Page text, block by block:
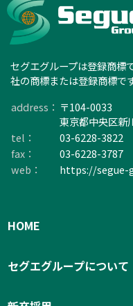
セグエグループは登録商標
社の商標または登録商標です
address： 〒104-0033
東京都中央区新
tel：
03-6228-3822
fax：
03-6228-3787
web：
https://segue-
HOME
セグエグループについて